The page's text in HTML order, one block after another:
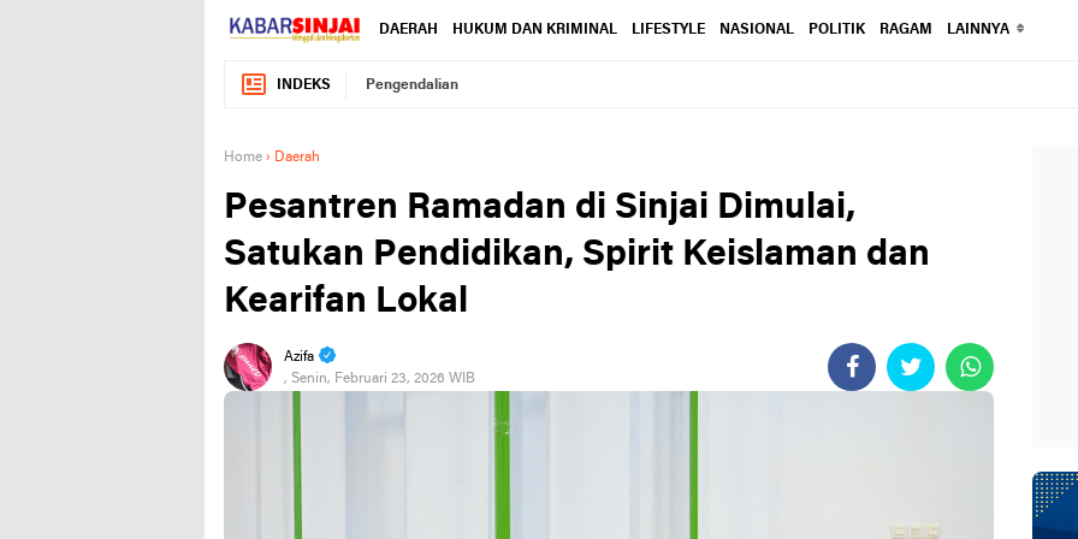
DAERAH HUKUM DAN KRIMINAL LIFESTYLE NASIONAL POLITIK RAGAM LAINNYA
INDEKS Pengendalian
Home › Daerah
Pesantren Ramadan di Sinjai Dimulai,
Satukan Pendidikan, Spirit Keislaman dan
Kearifan Lokal
Azifa
, Senin, Februari 23, 2026 WIB